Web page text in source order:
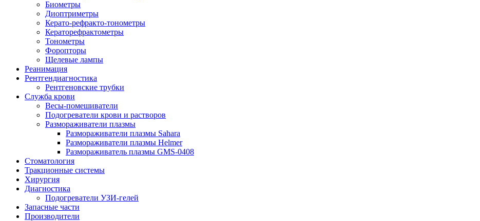
Биометры
Диоптриметры
Керато-рефракто-тонометры
Кераторефрактометры
Тонометры
Форопторы
Щелевые лампы
Реанимация
Рентгендиагностика
Рентгеновские трубки
Служба крови
Весы-помешиватели
Подогреватели крови и растворов
Размораживатели плазмы
Размораживатели плазмы Sahara
Размораживатели плазмы Helmer
Размораживатель плазмы GMS-0408
Стоматология
Тракционные системы
Хирургия
Диагностика
Подогреватели УЗИ-гелей
Запасные части
Производители